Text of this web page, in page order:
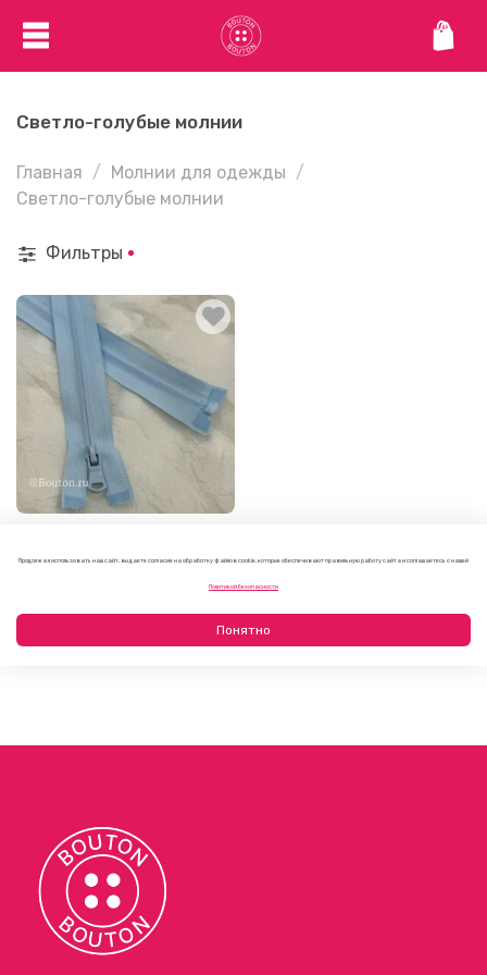
Светло-голубые молнии
Главная
Молнии для одежды
Светло-голубые молнии
Фильтры
пастельно-голубая
Продолжая использовать наш сайт, вы даете согласие на обработку файлов cookie, которые обеспечивают правильную работу сайта и соглашаетесь с нашей
Политикой безопасности
Понятно